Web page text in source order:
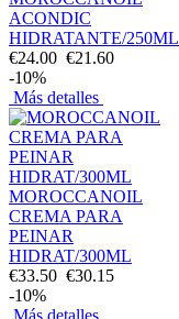
ACONDIC
HIDRATANTE/250ML
€24.00 €21.60
-10%
Más detalles
MOROCCANOIL
CREMA PARA
PEINAR
HIDRAT/300ML
€33.50 €30.15
-10%
Más detalles